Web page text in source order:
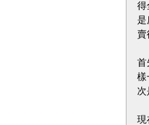
得
是
賣
首
樣
次
現